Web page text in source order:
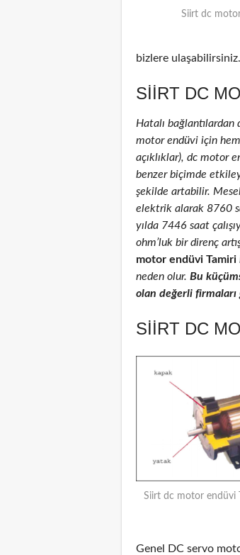
Siirt dc motor
bizlere ulaşabilirsiniz.
SIIRT DC
Hatalı bağlantılardan
motor endüvi için hem
açıklıklar), dc motor
benzer biçimde
şekilde artabilir.
elektrik alarak 8760
yılda 7446 saat
ohm’luk bir direnç
motor endüvi Tamiri
neden olur. Bu
olan değerli
SIIRT DC
Siirt dc motor endüvi
Genel DC servo